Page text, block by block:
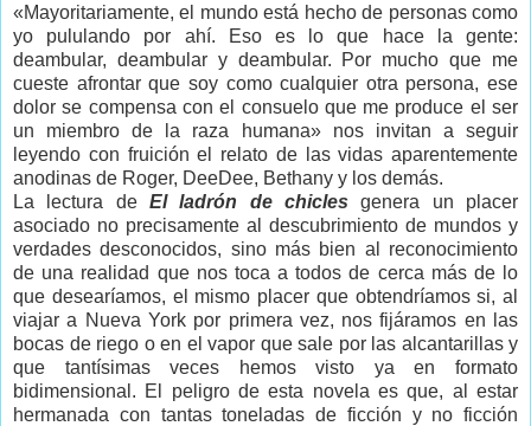
«Mayoritariamente, el mundo está hecho de personas como
yo pululando por ahí. Eso es lo que hace la gente:
deambular, deambular y deambular. Por mucho que me
cueste afrontar que soy como cualquier otra persona, ese
dolor se compensa con el consuelo que me produce el ser
un miembro de la raza humana» nos invitan a seguir
leyendo con fruición el relato de las vidas aparentemente
anodinas de Roger, DeeDee, Bethany y los demás.
La lectura de El ladrón de chicles genera un placer
asociado no precisamente al descubrimiento de mundos y
verdades desconocidos, sino más bien al reconocimiento
de una realidad que nos toca a todos de cerca más de lo
que desearíamos, el mismo placer que obtendríamos si, al
viajar a Nueva York por primera vez, nos fijáramos en las
bocas de riego o en el vapor que sale por las alcantarillas y
que tantísimas veces hemos visto ya en formato
bidimensional. El peligro de esta novela es que, al estar
hermanada con tantas toneladas de ficción y no ficción